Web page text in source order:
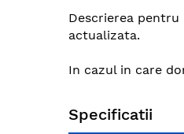
the
images
Descrierea
actualizata.
In cazul in care
Specificatii